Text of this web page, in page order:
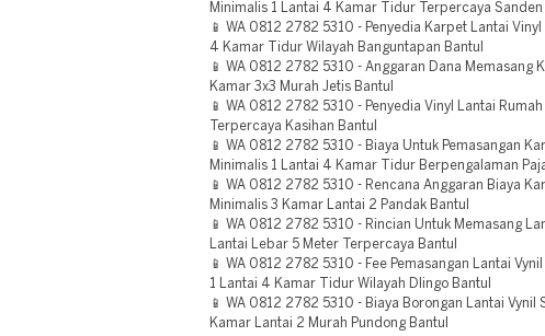
Minimalis 1 Lantai 4 Kamar Tidur Terpercaya Sanden
📱 WA 0812 2782 5310 - Penyedia Karpet Lantai
4 Kamar Tidur Wilayah Banguntapan Bantul
📱 WA 0812 2782 5310 - Anggaran Dana Memasang
Kamar 3x3 Murah Jetis Bantul
📱 WA 0812 2782 5310 - Penyedia Vinyl Lantai
Terpercaya Kasihan Bantul
📱 WA 0812 2782 5310 - Biaya Untuk Pemasangan
Minimalis 1 Lantai 4 Kamar Tidur Berpengalaman
📱 WA 0812 2782 5310 - Rencana Anggaran Biaya
Minimalis 3 Kamar Lantai 2 Pandak Bantul
📱 WA 0812 2782 5310 - Rincian Untuk Memasang
Lantai Lebar 5 Meter Terpercaya Bantul
📱 WA 0812 2782 5310 - Fee Pemasangan Lantai
1 Lantai 4 Kamar Tidur Wilayah Dlingo Bantul
📱 WA 0812 2782 5310 - Biaya Borongan Lantai Vynil
Kamar Lantai 2 Murah Pundong Bantul